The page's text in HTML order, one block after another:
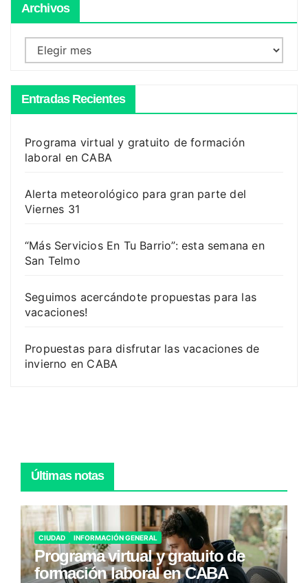
Archivos
Archivos
Entradas Recientes
Programa virtual y gratuito de formación
laboral en CABA
Alerta meteorológico para gran parte del
Viernes 31
“Más Servicios En Tu Barrio”: esta semana en
San Telmo
Seguimos acercándote propuestas para las
vacaciones!
Propuestas para disfrutar las vacaciones de
invierno en CABA
Últimas notas
CIUDAD INFORMACIÓN GENERAL
Programa virtual y gratuito de
formación laboral en CABA